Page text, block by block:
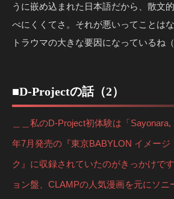
うに嵌め込まれた日本語だから、散文
べにくくてさ。それが悪いってことは
トラウマの大きな要因になっているね（
■D-Projectの話（2）
＿＿私のD-Project初体験は「
年7月発売の『東京BABYLON イメージ
ク』に収録されていたのがきっかけで
ョン盤、CLAMPの人気漫画を元にソニ